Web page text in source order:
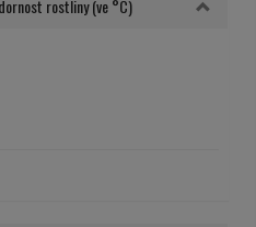
rostliny (ve °C)